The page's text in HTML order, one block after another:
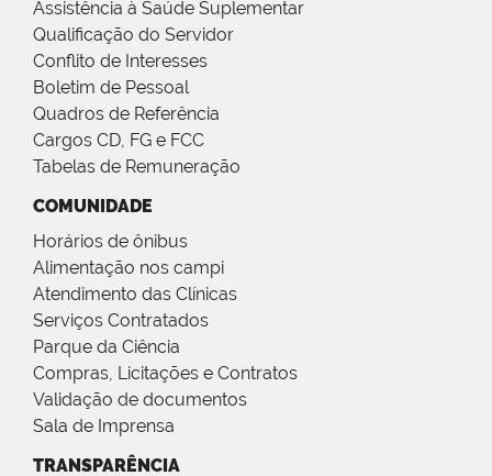
Assistência à Saúde Suplementar
Qualificação do Servidor
Conflito de Interesses
Boletim de Pessoal
Quadros de Referência
Cargos CD, FG e FCC
Tabelas de Remuneração
COMUNIDADE
Horários de ônibus
Alimentação nos campi
Atendimento das Clínicas
Serviços Contratados
Parque da Ciência
Compras, Licitações e Contratos
Validação de documentos
Sala de Imprensa
TRANSPARÊNCIA